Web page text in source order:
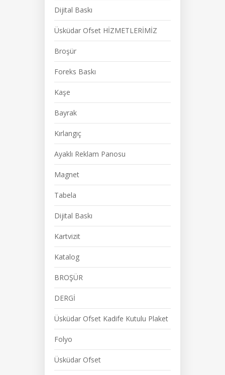
Dijital Baskı
Üsküdar Ofset HİZMETLERİMİZ
Broşür
Foreks Baskı
Kaşe
Bayrak
Kırlangıç
Ayaklı Reklam Panosu
Magnet
Tabela
Dijital Baskı
Kartvizit
Katalog
BROŞÜR
DERGİ
Üsküdar Ofset Kadife Kutulu Plaket
Folyo
Üsküdar Ofset